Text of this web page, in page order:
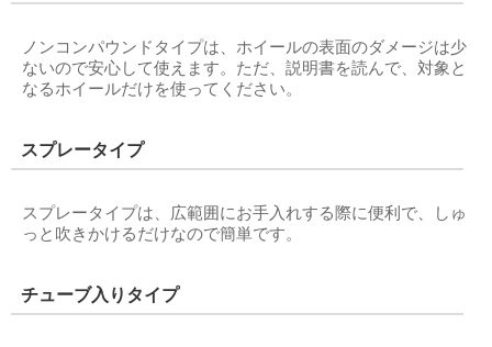
ノンコンパウンドタイプは、ホイールの表面のダメージは少
ないので安心して使えます。ただ、説明書を読んで、対象と
なるホイールだけを使ってください。
スプレータイプ
スプレータイプは、広範囲にお手入れする際に便利で、しゅ
っと吹きかけるだけなので簡単です。
チューブ入りタイプ